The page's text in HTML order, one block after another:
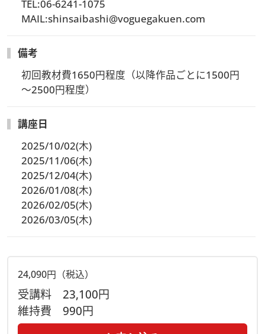
TEL:06-6241-1075
MAIL:shinsaibashi@voguegakuen.com
備考
初回教材費1650円程度（以降作品ごとに1500円
～2500円程度）
講座日
2025/10/02(木)
2025/11/06(木)
2025/12/04(木)
2026/01/08(木)
2026/02/05(木)
2026/03/05(木)
24,090円（税込）
受講料 23,100円
維持費 990円